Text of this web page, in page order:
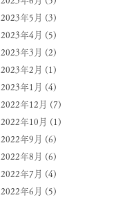
2023年5月 (3)
2023年4月 (5)
2023年3月 (2)
2023年2月 (1)
2023年1月 (4)
2022年12月 (7)
2022年10月 (1)
2022年9月 (6)
2022年8月 (6)
2022年7月 (4)
2022年6月 (5)